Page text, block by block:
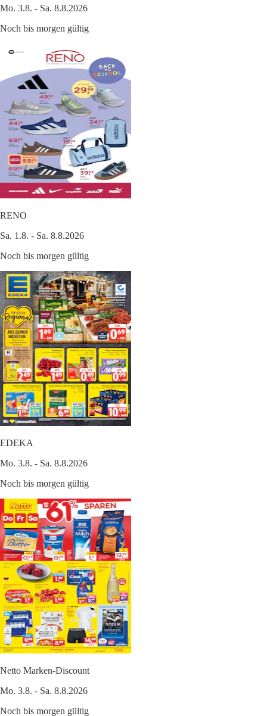
Mo. 3.8. - Sa. 8.8.2026
Noch bis morgen gültig
RENO
Sa. 1.8. - Sa. 8.8.2026
Noch bis morgen gültig
EDEKA
Mo. 3.8. - Sa. 8.8.2026
Noch bis morgen gültig
Netto Marken-Discount
Mo. 3.8. - Sa. 8.8.2026
Noch bis morgen gültig